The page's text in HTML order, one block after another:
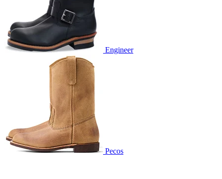
Engineer
Pecos